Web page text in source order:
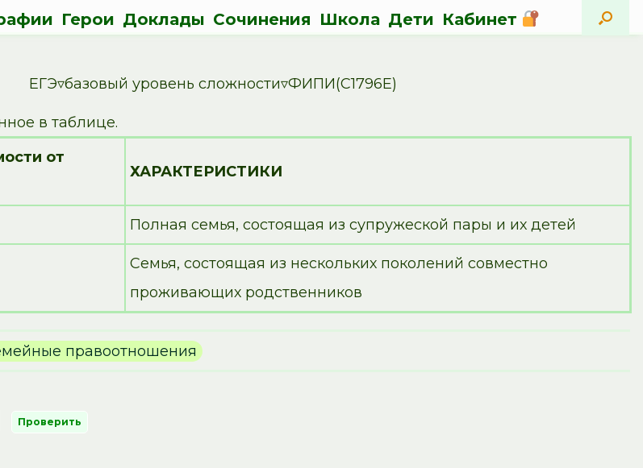
Герои Доклады Сочинения Школа Дети Кабинет
ЕГЭ▿базовый уровень сложности▿ФИПИ(C1796E)
в таблице.
от
ХАРАКТЕРИСТИКИ
Полная семья, состоящая из супружеской пары и их детей
Семья, состоящая из нескольких поколений совместно
проживающих родственников
правоотношения